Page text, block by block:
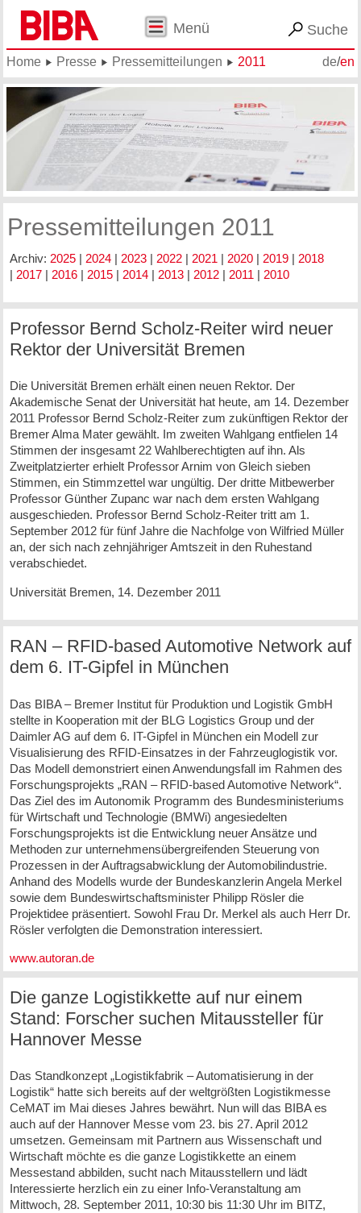
Menü Suche
de/en
Home Presse Pressemitteilungen 2011
Pressemitteilungen 2011
Archiv: 2025| 2024| 2023| 2022| 2021 | 2020| 2019| 2018
| 2017| 2016| 2015| 2014| 2013| 2012| 2011 | 2010
Professor Bernd Scholz-Reiter wird neuer
Rektor der Universität Bremen
Die Universität Bremen erhält einen neuen Rektor. Der
Akademische Senat der Universität hat heute, am 14. Dezember
2011 Professor Bernd Scholz-Reiter zum zukünftigen Rektor der
Bremer Alma Mater gewählt. Im zweiten Wahlgang entfielen 14
Stimmen der insgesamt 22 Wahlberechtigten auf ihn. Als
Zweitplatzierter erhielt Professor Arnim von Gleich sieben
Stimmen, ein Stimmzettel war ungültig. Der dritte Mitbewerber
Professor Günther Zupanc war nach dem ersten Wahlgang
ausgeschieden. Professor Bernd Scholz-Reiter tritt am 1.
September 2012 für fünf Jahre die Nachfolge von Wilfried Müller
an, der sich nach zehnjähriger Amtszeit in den Ruhestand
verabschiedet.
Universität Bremen, 14. Dezember 2011
RAN – RFID-based Automotive Network auf
dem 6. IT-Gipfel in München
Das BIBA – Bremer Institut für Produktion und Logistik GmbH
stellte in Kooperation mit der BLG Logistics Group und der
Daimler AG auf dem 6. IT-Gipfel in München ein Modell zur
Visualisierung des RFID-Einsatzes in der Fahrzeuglogistik vor.
Das Modell demonstriert einen Anwendungsfall im Rahmen des
Forschungsprojekts „RAN – RFID-based Automotive Network“.
Das Ziel des im Autonomik Programm des Bundesministeriums
für Wirtschaft und Technologie (BMWi) angesiedelten
Forschungsprojekts ist die Entwicklung neuer Ansätze und
Methoden zur unternehmensübergreifenden Steuerung von
Prozessen in der Auftragsabwicklung der Automobilindustrie.
Anhand des Modells wurde der Bundeskanzlerin Angela Merkel
sowie dem Bundeswirtschaftsminister Philipp Rösler die
Projektidee präsentiert. Sowohl Frau Dr. Merkel als auch Herr Dr.
Rösler verfolgten die Demonstration interessiert.
www.autoran.de
Die ganze Logistikkette auf nur einem
Stand: Forscher suchen Mitaussteller für
Hannover Messe
Das Standkonzept „Logistikfabrik – Automatisierung in der
Logistik“ hatte sich bereits auf der weltgrößten Logistikmesse
CeMAT im Mai dieses Jahres bewährt. Nun will das BIBA es
auch auf der Hannover Messe vom 23. bis 27. April 2012
umsetzen. Gemeinsam mit Partnern aus Wissenschaft und
Wirtschaft möchte es die ganze Logistikkette an einem
Messestand abbilden, sucht nach Mitausstellern und lädt
Interessierte herzlich ein zu einer Info-Veranstaltung am
Mittwoch, 28. September 2011, 10:30 bis 11:30 Uhr im BITZ,